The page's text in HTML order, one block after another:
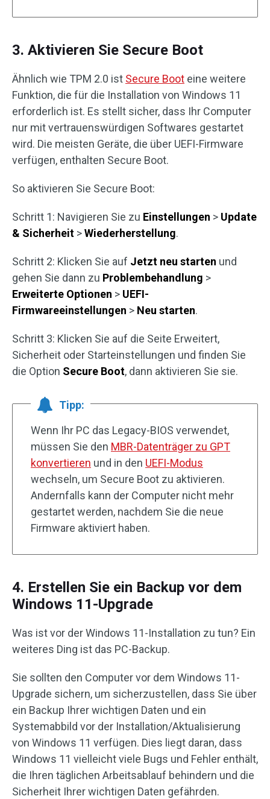
3. Aktivieren Sie Secure Boot
Ähnlich wie TPM 2.0 ist Secure Boot eine weitere
Funktion, die für die Installation von Windows 11
erforderlich ist. Es stellt sicher, dass Ihr Computer
nur mit vertrauenswürdigen Softwares gestartet
wird. Die meisten Geräte, die über UEFI-Firmware
verfügen, enthalten Secure Boot.
So aktivieren Sie Secure Boot:
Schritt 1: Navigieren Sie zu Einstellungen > Update
& Sicherheit >Wiederherstellung.
Schritt 2: Klicken Sie auf Jetzt neu starten und
gehen Sie dann zu Problembehandlung >
Erweiterte Optionen > UEFI-
Firmwareeinstellungen > Neu starten.
Schritt 3: Klicken Sie auf die Seite Erweitert,
Sicherheit oder Starteinstellungen und finden Sie
die Option Secure Boot, dann aktivieren Sie sie.
Tipp:
Wenn Ihr PC das Legacy-BIOS verwendet,
müssen Sie den MBR-Datenträger zu GPT
konvertieren und in den UEFI-Modus
wechseln, um Secure Boot zu aktivieren.
Andernfalls kann der Computer nicht mehr
gestartet werden, nachdem Sie die neue
Firmware aktiviert haben.
4. Erstellen Sie ein Backup vor dem
Windows 11-Upgrade
Was ist vor der Windows 11-Installation zu tun? Ein
weiteres Ding ist das PC-Backup.
Sie sollten den Computer vor dem Windows 11-
Upgrade sichern, um sicherzustellen, dass Sie über
ein Backup Ihrer wichtigen Daten und ein
Systemabbild vor der Installation/Aktualisierung
von Windows 11 verfügen. Dies liegt daran, dass
Windows 11 vielleicht viele Bugs und Fehler enthält,
die Ihren täglichen Arbeitsablauf behindern und die
Sicherheit Ihrer wichtigen Daten gefährden.